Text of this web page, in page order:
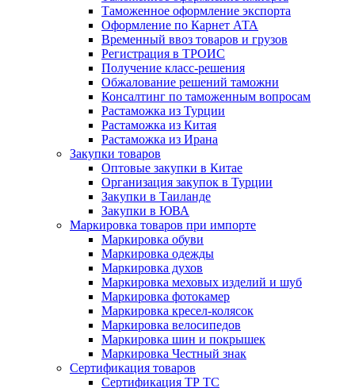
Таможенное оформление экспорта
Оформление по Карнет АТА
Временный ввоз товаров и грузов
Регистрация в ТРОИС
Получение класс-решения
Обжалование решений таможни
Консалтинг по таможенным вопросам
Растаможка из Турции
Растаможка из Китая
Растаможка из Ирана
Закупки товаров
Оптовые закупки в Китае
Организация закупок в Турции
Закупки в Таиланде
Закупки в ЮВА
Маркировка товаров при импорте
Маркировка обуви
Маркировка одежды
Маркировка духов
Маркировка меховых изделий и шуб
Маркировка фотокамер
Маркировка кресел-колясок
Маркировка велосипедов
Маркировка шин и покрышек
Маркировка Честный знак
Сертификация товаров
Сертификация ТР ТС